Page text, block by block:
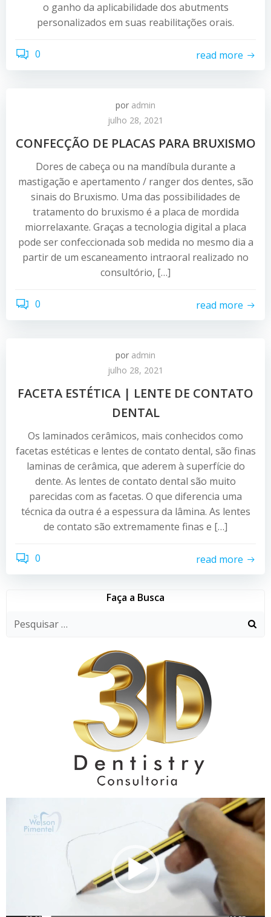
o ganho da aplicabilidade dos abutments
personalizados em suas reabilitações orais.
0 read more
por admin
julho 28, 2021
CONFECÇÃO DE PLACAS PARA BRUXISMO
Dores de cabeça ou na mandíbula durante a
mastigação e apertamento / ranger dos dentes, são
sinais do Bruxismo. Uma das possibilidades de
tratamento do bruxismo é a placa de mordida
miorrelaxante. Graças a tecnologia digital a placa
pode ser confeccionada sob medida no mesmo dia a
partir de um escaneamento intraoral realizado no
consultório, […]
0 read more
por admin
julho 28, 2021
FACETA ESTÉTICA | LENTE DE CONTATO
DENTAL
Os laminados cerâmicos, mais conhecidos como
facetas estéticas e lentes de contato dental, são finas
laminas de cerâmica, que aderem à superfície do
dente. As lentes de contato dental são muito
parecidas com as facetas. O que diferencia uma
técnica da outra é a espessura da lâmina. As lentes
de contato são extremamente finas e […]
0 read more
Faça a Busca